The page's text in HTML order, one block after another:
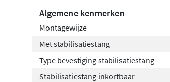
Algemene kenmerken
Montagewijze
Met stabilisatiestang
Type bevestiging stabilisatiestang
Stabilisatiestang inkortbaar